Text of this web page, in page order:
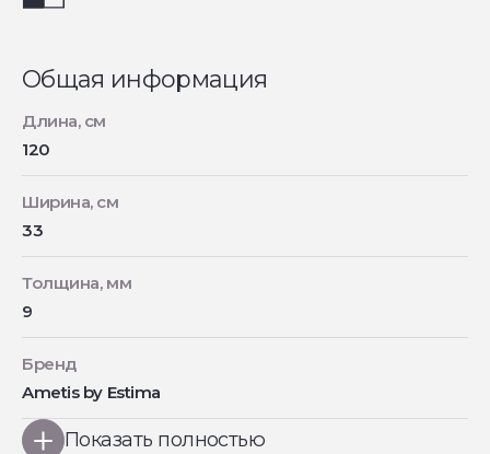
Общая информация
Длина, см
120
Ширина, см
33
Толщина, мм
9
Бренд
Ametis by Estima
Показать полностью